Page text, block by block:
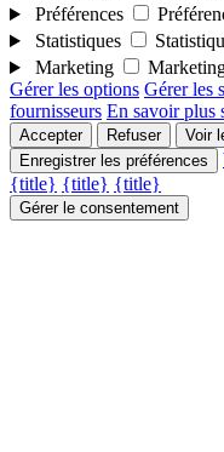
Préférences
Statistiques
Marketing
Gérer les options Gérer les
fournisseurs En savoir plus
Accepter Refuser
Voir
Enregistrer les préférences
{title} {title} {title}
Gérer le consentement